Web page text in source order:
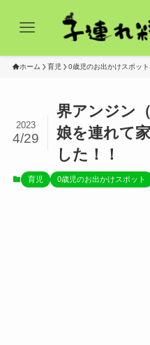
ホーム 育児 0歳児のお出かけスポット
界アンジン
娘を連れて
した！！
2023
4/29
育児 0歳児のお出かけスポット